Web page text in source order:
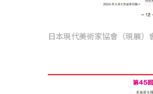
日本現代美術家協會（現展）